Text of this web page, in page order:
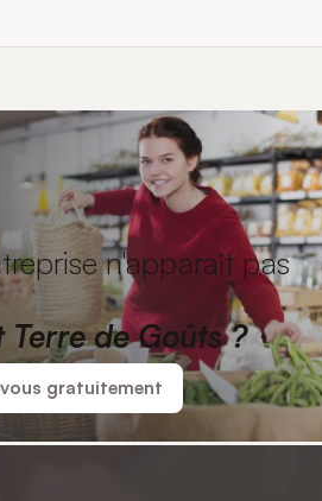
n'apparaît pas
Terre de Goûts ?
gratuitement